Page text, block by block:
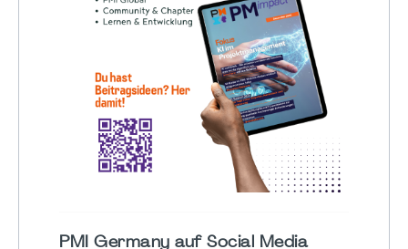
PMI Germany auf Social Media